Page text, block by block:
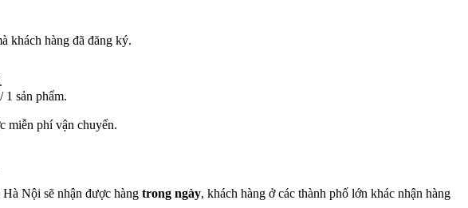
khách hàng đã đăng ký.
sản phẩm.
miễn phí vận chuyển.
Nội sẽ nhận được hàng trong ngày, khách hàng ở các thành phố lớn khác nhận hàng